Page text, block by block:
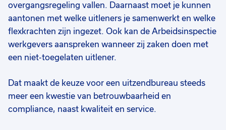
overgangsregeling vallen. Daarnaast moet je kunnen
aantonen met welke uitleners je samenwerkt en welke
flexkrachten zijn ingezet. Ook kan de Arbeidsinspectie
werkgevers aanspreken wanneer zij zaken doen met
een niet-toegelaten uitlener.
Dat maakt de keuze voor een uitzendbureau steeds
meer een kwestie van betrouwbaarheid en
compliance, naast kwaliteit en service.